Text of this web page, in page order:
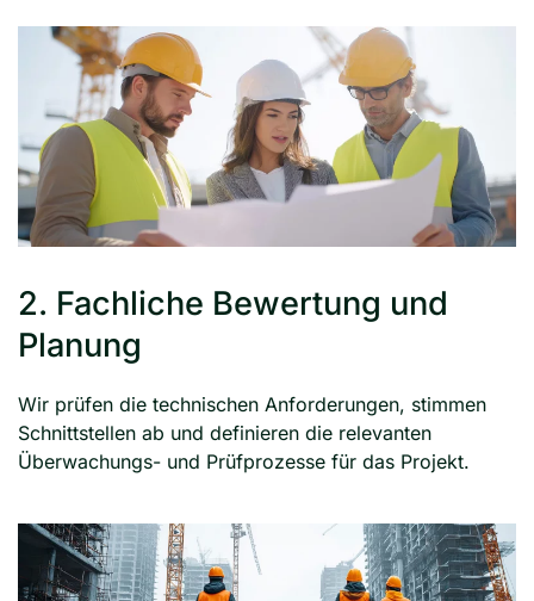
2. Fachliche Bewertung und
Planung
Wir prüfen die technischen Anforderungen, stimmen
Schnittstellen ab und definieren die relevanten
Überwachungs- und Prüfprozesse für das Projekt.